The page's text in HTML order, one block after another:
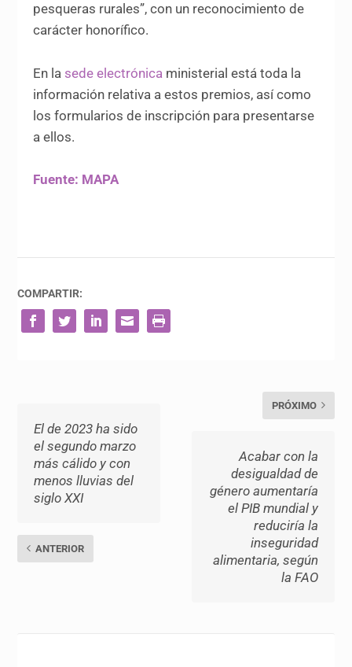
pesqueras rurales”, con un reconocimiento de
carácter honorífico.
En la sede electrónica ministerial está toda la
información relativa a estos premios, así como
los formularios de inscripción para presentarse
a ellos.
Fuente: MAPA
COMPARTIR:
El de 2023 ha sido
el segundo marzo
más cálido y con
menos lluvias del
siglo XXI
ANTERIOR
PRÓXIMO
Acabar con la
desigualdad de
género aumentaría
el PIB mundial y
reduciría la
inseguridad
alimentaria, según
la FAO